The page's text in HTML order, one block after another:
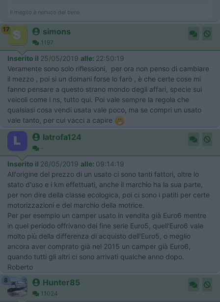
Il meglio è nemico del bene
17 simons
1197
Inserito il 25/05/2019 alle: 22:50:19
Veramente sono solo riflessioni, per ora non penso di cambiare
il mezzo , poi si un domani forse lo farò , è che certe cose mi
fanno pensare a questo strano mondo degli affari, specie sui
veicoli come i ns, tutto qui. Poi vale sempre la regola che
qualsiasi cosa vendi usata vale poco, ma se compri un usato
vale tanto, per cui vacci a capire
latrofa124
-
Inserito il 26/05/2019 alle: 09:14:19
All'origine del prezzo di un usato ci sono tanti fattori, oltre lo
stato d'uso e i km effettuati, anche il marchio ha la sua parte,
per non dire della classe ecologica, poi ci sono i patiti per certe
motorizzazioni e del marchio della motrice.
Per per esempio un camper usato in vendita già Euro6 mentre
in quel periodo offrivano dei fine serie Euro5, quell'Euro6 vale
molto più della differenza di acquisto dell'Euro5, o meglio
ancora aver comprato già nel 2015 un camper già Euro6,
quando tutti gli altri ci sono arrivati qualche anno dopo.
Roberto
8 Hunter85
11024